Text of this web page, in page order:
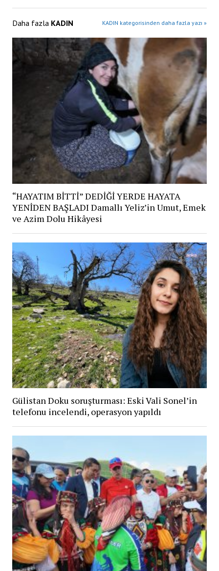
Daha fazla KADIN KADIN kategorisinden daha fazla yazı »
“HAYATIM BİTTİ” DEDİĞİ YERDE HAYATA
YENİDEN BAŞLADI Damallı Yeliz’in Umut, Emek
ve Azim Dolu Hikâyesi
Gülistan Doku soruşturması: Eski Vali Sonel’in
telefonu incelendi, operasyon yapıldı